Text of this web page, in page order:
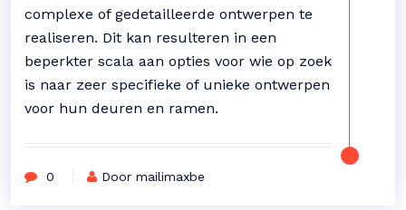
complexe of gedetailleerde ontwerpen te
realiseren. Dit kan resulteren in een
beperkter scala aan opties voor wie op zoek
is naar zeer specifieke of unieke ontwerpen
voor hun deuren en ramen.
0 Door mailimaxbe